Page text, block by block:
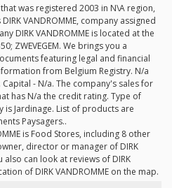
was registered 2003 in N\A region,
VANDROMME, company assigned
DIRK VANDROMME is located at the
ZWEVEGEM. We brings you a
featuring legal and financial
from Belgium Registry. N/a
Capital - N/a. The company's sales for
has N/a the credit rating. Type of
is Jardinage. List of products are
Paysagers..
is Food Stores, including 8 other
director or manager of DIRK
also can look at reviews of DIRK
of DIRK VANDROMME on the map.